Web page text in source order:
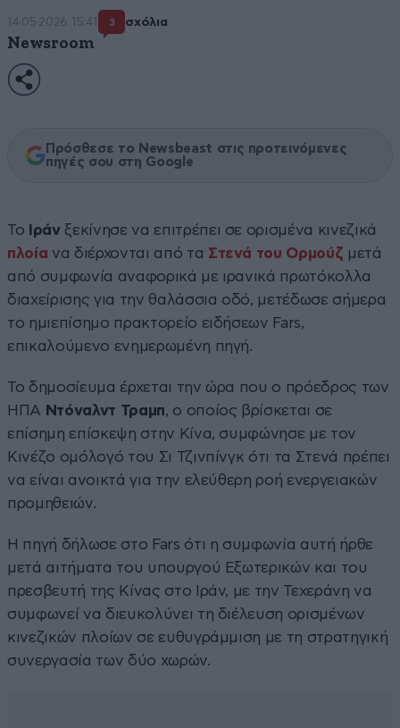
14·05·2026 15:41 3 σχόλια
Newsroom
Πρόσθεσε το Newsbeast στις προτεινόμενες
πηγές σου στη Google
Το Ιράνξεκίνησε να επιτρέπει σε ορισμένα κινεζικά
πλοία να διέρχονται από τα Στενά του Ορμούζ μετά
από συμφωνία αναφορικά με ιρανικά πρωτόκολλα
διαχείρισης για την θαλάσσια οδό, μετέδωσε σήμερα
το ημιεπίσημο πρακτορείο ειδήσεων Fars,
επικαλούμενο ενημερωμένη πηγή.
Το δημοσίευμα έρχεται την ώρα που ο πρόεδρος των
ΗΠΑ Ντόναλντ Τραμπ, ο οποίος βρίσκεται σε
επίσημη επίσκεψη στην Κίνα, συμφώνησε με τον
Κινέζο ομόλογό του Σι Τζινπίνγκ ότι τα Στενά πρέπει
να είναι ανοικτά για την ελεύθερη ροή ενεργειακών
προμηθειών.
Η πηγή δήλωσε στο Fars ότι η συμφωνία αυτή ήρθε
μετά αιτήματα του υπουργού Εξωτερικών και του
πρεσβευτή της Κίνας στο Ιράν, με την Τεχεράνη να
συμφωνεί να διευκολύνει τη διέλευση ορισμένων
κινεζικών πλοίων σε ευθυγράμμιση με τη στρατηγική
συνεργασία των δύο χωρών.